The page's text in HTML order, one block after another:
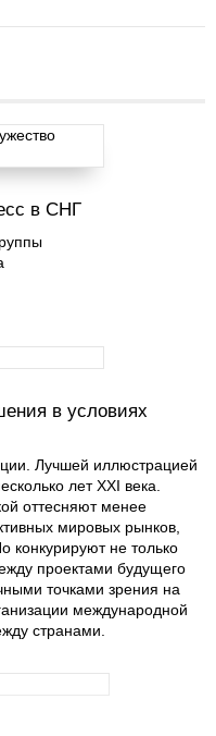
в СНГ
в условиях
Лучшей иллюстрацией
лет XXI века.
оттесняют менее
мировых рынков,
конкурируют не только
проектами будущего
точками зрения на
международной
странами.